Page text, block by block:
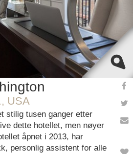
USA
stilig tusen ganger etter
dette hotellet, men nøyer
åpnet i 2013, har
personlig assistent for alle